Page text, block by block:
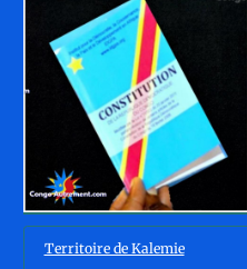
Territoire de Kalemie